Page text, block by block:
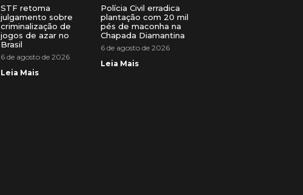
STF retoma
julgamento sobre
criminalização de
jogos de azar no
Brasil
6 de agosto de 2026
Leia Mais
Polícia Civil erradica
plantação com 20 mil
pés de maconha na
Chapada Diamantina
6 de agosto de 2026
Leia Mais